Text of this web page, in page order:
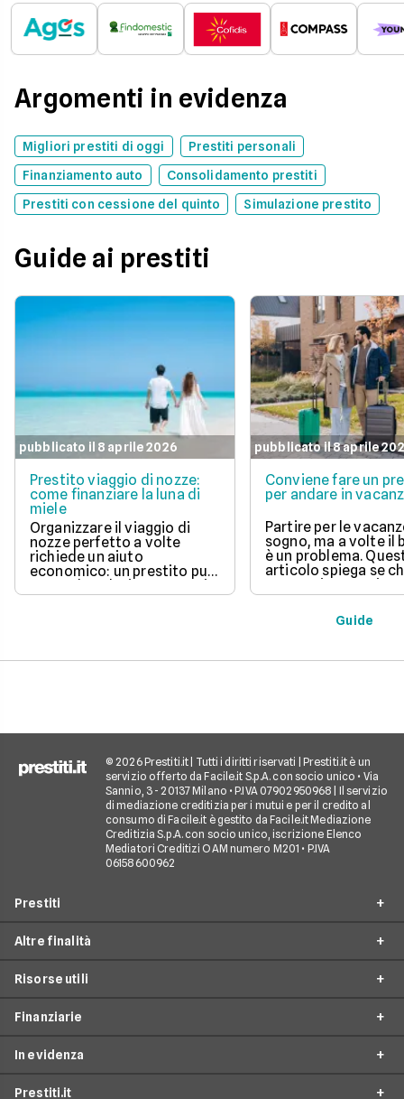
Argomenti in evidenza
Migliori prestiti di oggi
Prestiti personali
Finanziamento auto
Consolidamento prestiti
Prestiti con cessione del quinto
Simulazione prestito
Guide ai prestiti
pubblicato il 8 aprile 2026
Prestito viaggio di nozze:
come finanziare la luna di
miele
Organizzare il viaggio di
nozze perfetto a volte
richiede un aiuto
economico: un prestito può
essere la soluzione. Scopri
come funziona, quali tipi ci
pubblicato il 8 aprile
Conviene fare un
per andare in
Partire per le
sogno, ma a volte il
è un problema.
articolo spiega se
un prestito per
una buona idea,
vantaggi come la
di partire subito e
pagare. Scopri
Guide
© 2026 Prestiti.it | Tutti i diritti riservati | Prestiti.it è un
servizio offerto da Facile.it S.p.A. con socio unico • Via
Sannio, 3 - 20137 Milano • P.IVA 07902950968 | Il servizio
di mediazione creditizia per i mutui e per il credito al
consumo di Facile.it è gestito da Facile.it Mediazione
Creditizia S.p.A. con socio unico, iscrizione Elenco
Mediatori Creditizi OAM numero M201 • P.IVA
06158600962
Prestiti
Prestito consolidamento debiti
Prestito casa
Finanziamento camper
Altre finalità
Prestiti arredamento
Prestiti acquisto box auto
Risorse utili
Come richiedere un prestito
Tempistica esito prestito
Finanziarie
Agos
In evidenza
Prestiti.it